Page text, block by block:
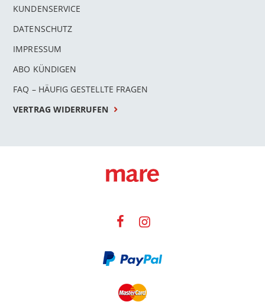
KUNDENSERVICE
DATENSCHUTZ
IMPRESSUM
ABO KÜNDIGEN
FAQ – HÄUFIG GESTELLTE FRAGEN
VERTRAG WIDERRUFEN